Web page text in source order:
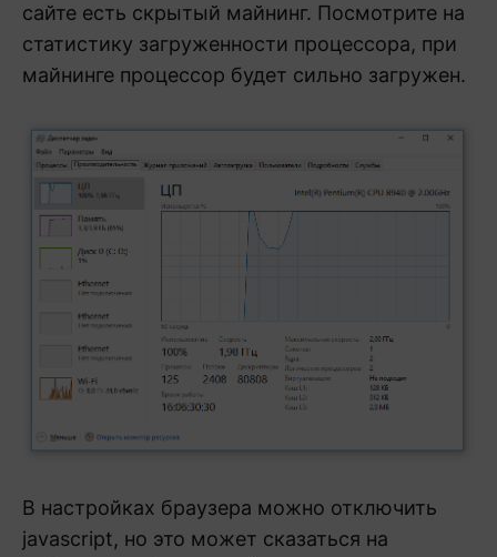
сайте есть скрытый майнинг. Посмотрите на
статистику загруженности процессора, при
майнинге процессор будет сильно загружен.
В настройках браузера можно отключить
javascript, но это может сказаться на